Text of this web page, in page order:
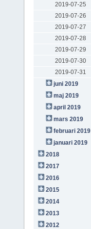
2019-07-25
2019-07-26
2019-07-27
2019-07-28
2019-07-29
2019-07-30
2019-07-31
juni 2019
maj 2019
april 2019
mars 2019
februari 2019
januari 2019
2018
2017
2016
2015
2014
2013
2012